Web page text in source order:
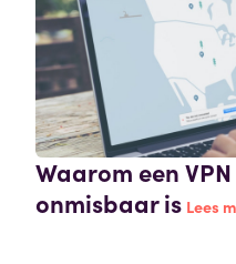
Waarom een
onmisbaar is Lees